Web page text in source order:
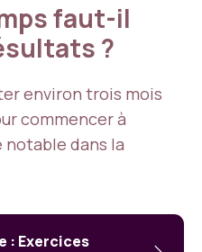
faut-il
?
environ trois mois
commencer à
dans la
: Exercices